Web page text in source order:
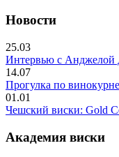
Новости
25.03
Интервью с Анджелой
14.07
Прогулка по
01.01
Чешский виски: Gold
Академия виски